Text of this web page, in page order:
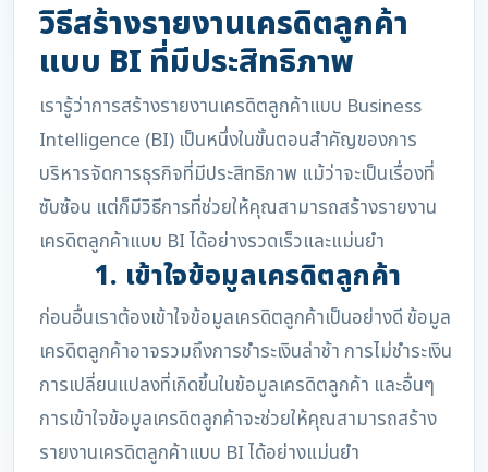
วิธีสร้างรายงานเครดิตลูกค้า
แบบ BI ที่มีประสิทธิภาพ
เรารู้ว่าการสร้างรายงานเครดิตลูกค้าแบบ Business
Intelligence (BI) เป็นหนึ่งในขั้นตอนสำคัญของการ
บริหารจัดการธุรกิจที่มีประสิทธิภาพ แม้ว่าจะเป็นเรื่องที่
ซับซ้อน แต่ก็มีวิธีการที่ช่วยให้คุณสามารถสร้างรายงาน
เครดิตลูกค้าแบบ BI ได้อย่างรวดเร็วและแม่นยำ
1. เข้าใจข้อมูลเครดิตลูกค้า
ก่อนอื่นเราต้องเข้าใจข้อมูลเครดิตลูกค้าเป็นอย่างดี ข้อมูล
เครดิตลูกค้าอาจรวมถึงการชำระเงินล่าช้า การไม่ชำระเงิน
การเปลี่ยนแปลงที่เกิดขึ้นในข้อมูลเครดิตลูกค้า และอื่นๆ
การเข้าใจข้อมูลเครดิตลูกค้าจะช่วยให้คุณสามารถสร้าง
รายงานเครดิตลูกค้าแบบ BI ได้อย่างแม่นยำ